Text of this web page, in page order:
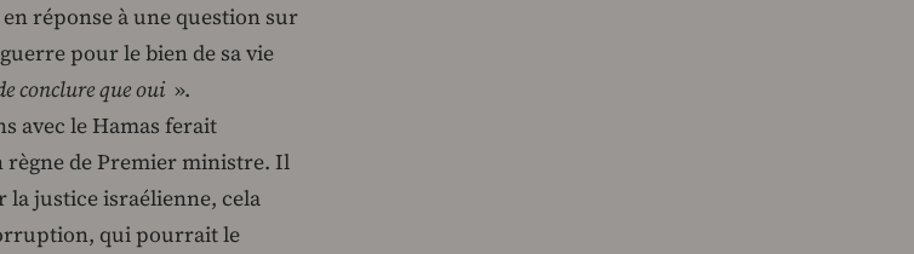
réponse à une question sur
pour le bien de sa vie
conclure que oui ».
avec le Hamas ferait
règne de Premier ministre. Il
la justice israélienne, cela
qui pourrait le